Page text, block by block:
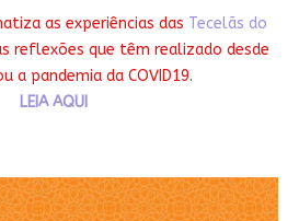
as experiências das Tecelãs do
reflexões que têm realizado desde
a pandemia da COVID19.
LEIA AQUI